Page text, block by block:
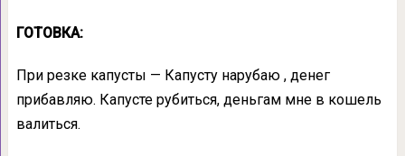
ГОТОВКА:
При резке капусты — Капусту нарубаю , денег
прибавляю. Капусте рубиться, деньгам мне в кошель
валиться.